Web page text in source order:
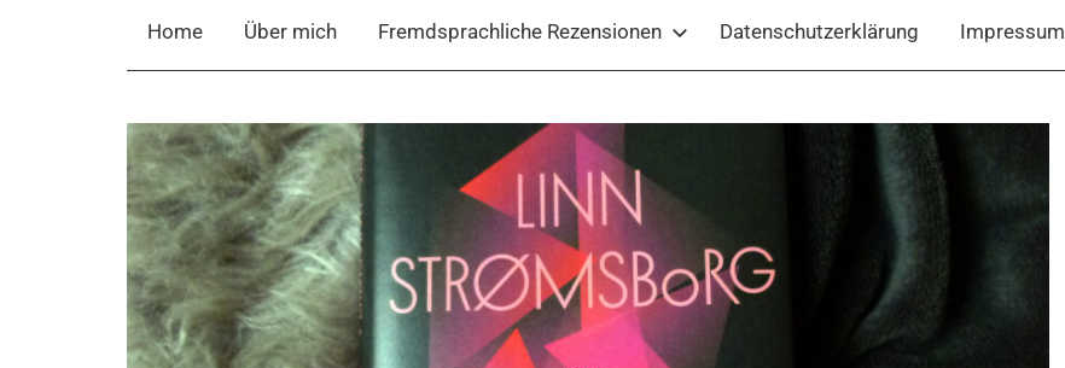
Home Über mich Fremdsprachliche Rezensionen Datenschutzerklärung Impressum